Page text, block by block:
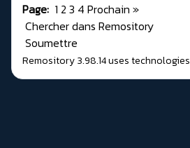
Page: 1 2 3 4 Prochain »
Chercher dans Remository
Soumettre
Remository 3.98.14uses technologies